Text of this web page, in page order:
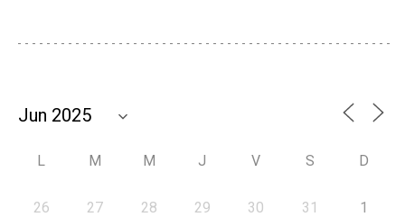
L M M J V S D
26 27 28 29 30 31 1